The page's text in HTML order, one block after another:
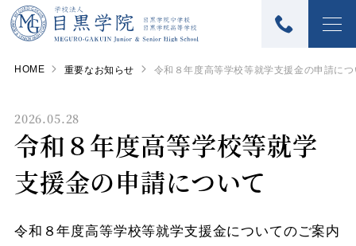
HOME 重要なお知らせ 令和８年度高等学校等就学支援金の申請に
2026.05.28
令和８年度高等学校等就学
支援金の申請について
令和８年度高等学校等就学支援金についてのご案内